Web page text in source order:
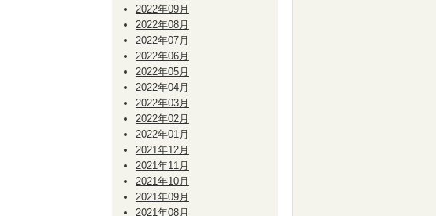
2022年09月
2022年08月
2022年07月
2022年06月
2022年05月
2022年04月
2022年03月
2022年02月
2022年01月
2021年12月
2021年11月
2021年10月
2021年09月
2021年08月